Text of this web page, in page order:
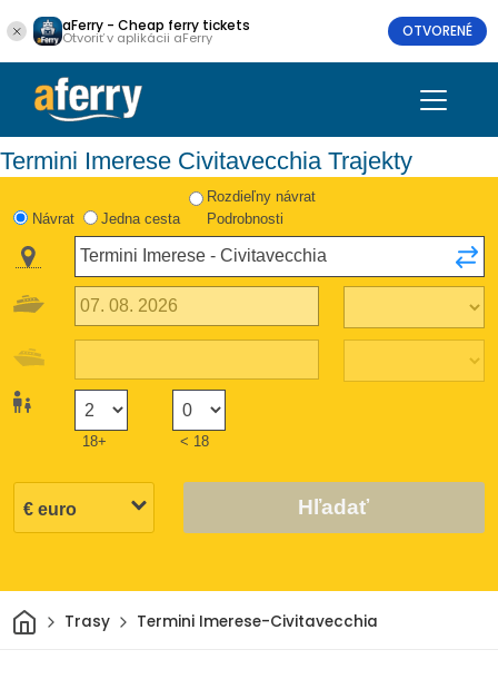
aFerry - Cheap ferry tickets
Otvoriť v aplikácii aFerry OTVORENÉ
Termini Imerese Civitavecchia Trajekty
Návrat Jedna cesta
Rozdieľny návrat
Podrobnosti
18+ < 18
Hľadať
Domov
Trasy Termini Imerese-Civitavecchia